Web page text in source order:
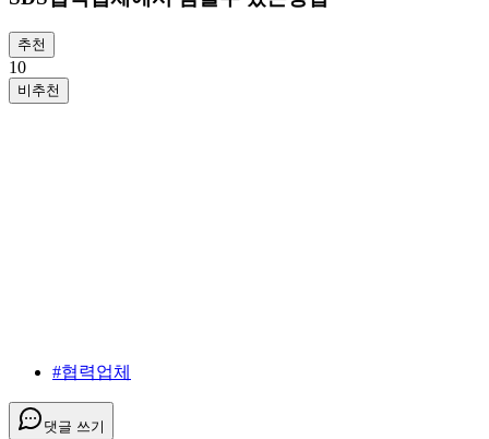
추천
10
비추천
#협력업체
댓글 쓰기